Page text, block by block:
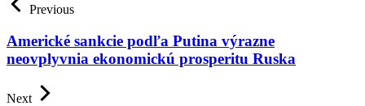
Previous
Americké sankcie podľa Putina výrazne
neovplyvnia ekonomickú prosperitu Ruska
Next